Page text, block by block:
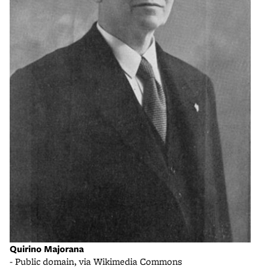
Quirino Majorana
- Public domain, via Wikimedia Commons